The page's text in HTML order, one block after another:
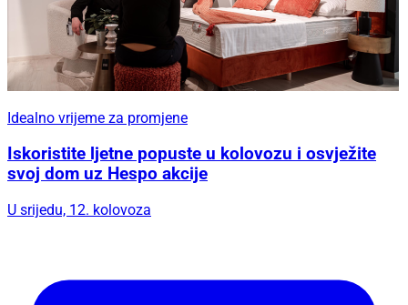
Idealno vrijeme za promjene
Iskoristite ljetne popuste u kolovozu i osvježite
svoj dom uz Hespo akcije
U srijedu, 12. kolovoza